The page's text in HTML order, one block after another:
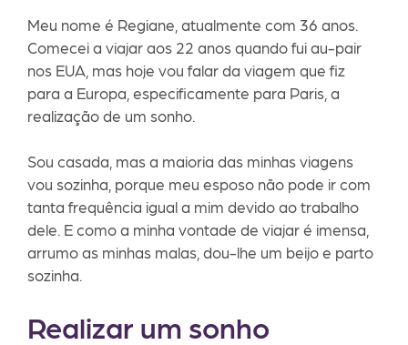
Meu nome é Regiane, atualmente com 36 anos.
Comecei a viajar aos 22 anos quando fui au-pair
nos EUA, mas hoje vou falar da viagem que fiz
para a Europa, especificamente para Paris, a
realização de um sonho.
Sou casada, mas a maioria das minhas viagens
vou sozinha, porque meu esposo não pode ir com
tanta frequência igual a mim devido ao trabalho
dele. E como a minha vontade de viajar é imensa,
arrumo as minhas malas, dou-lhe um beijo e parto
sozinha.
Realizar um sonho